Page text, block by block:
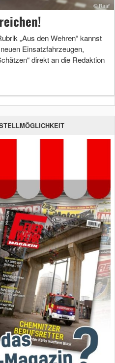
„Aus den Wehren“ kannst
Einsatzfahrzeugen,
direkt an die Redaktion